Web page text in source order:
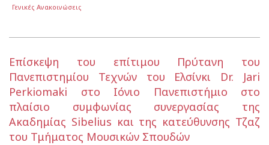
Γενικές Ανακοινώσεις
Επίσκεψη του επίτιμου Πρύτανη του
Πανεπιστημίου Τεχνών του Ελσίνκι Dr. Jari
Perkiomaki στο Ιόνιο Πανεπιστήμιο στο
πλαίσιο συμφωνίας συνεργασίας της
Ακαδημίας Sibelius και της κατεύθυνσης Τζαζ
του Τμήματος Μουσικών Σπουδών